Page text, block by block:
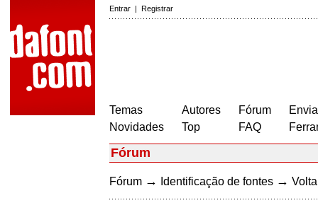
Entrar | Registrar
Temas
Novidades
Autores
Top
Fórum
FAQ
Fórum
Fórum → Identificação de fontes →